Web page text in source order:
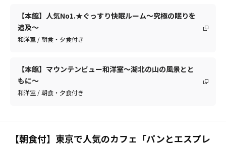
【本館】人気No1.★ぐっすり快眠ルーム～究極の眠りを
追及～
和洋室 / 朝食・夕食付き
【本館】マウンテンビュー和洋室～湖北の山の風景とと
もに～
和洋室 / 朝食・夕食付き
【朝食付】東京で人気のカフェ「パンとエスプレ